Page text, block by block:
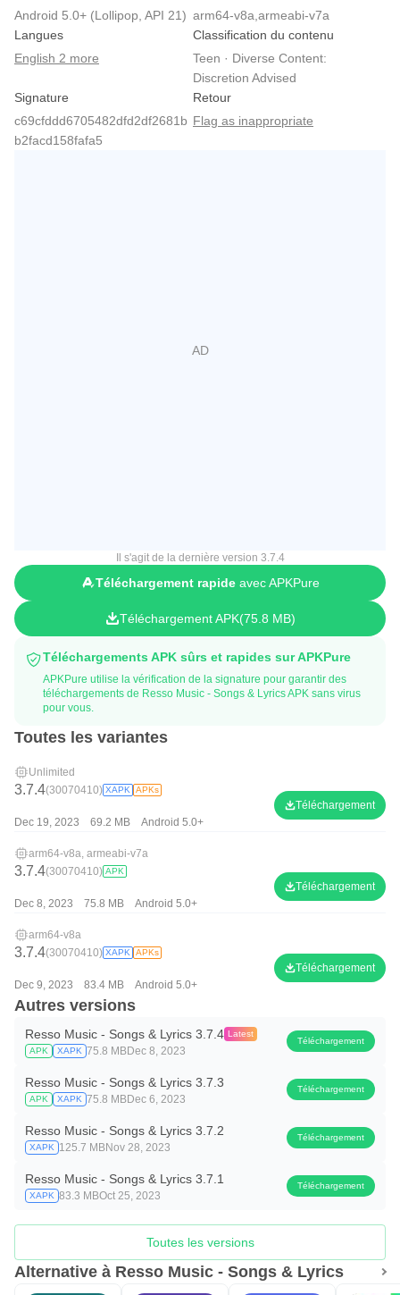
Android 5.0+ (Lollipop, API 21) arm64-v8a,armeabi-v7a
Langues
English 2 more
Classification du contenu
Teen · Diverse Content:
Discretion Advised
Signature
c69cfddd6705482dfd2df2681b
b2facd158fafa5
Retour
Flag as inappropriate
Il s'agit de la dernière version 3.7.4
Téléchargement rapideavec APKPure
Téléchargement APK 75.8 MB
Téléchargements APK sûrs et rapides sur APKPure
APKPure utilise la vérification de la signature pour garantir des
téléchargements de Resso Music - Songs & Lyrics APK sans virus
pour vous.
Toutes les variantes
Unlimited
3.7.4(30070410) XAPK APKs
Dec 19, 2023 69.2 MB Android 5.0+
Téléchargement
arm64-v8a, armeabi-v7a
3.7.4(30070410) APK
Dec 8, 2023 75.8 MB Android 5.0+
Téléchargement
arm64-v8a
3.7.4(30070410) XAPK APKs
Dec 9, 2023 83.4 MB Android 5.0+
Téléchargement
Autres versions
Resso Music - Songs & Lyrics 3.7.4 Latest
APK
XAPK 75.8 MBDec 8, 2023
Téléchargement
Resso Music - Songs & Lyrics 3.7.3
APK XAPK 75.8 MBDec 6, 2023
Téléchargement
Resso Music - Songs & Lyrics 3.7.2
XAPK 125.7 MBNov 28, 2023
Téléchargement
Resso Music - Songs & Lyrics 3.7.1
XAPK 83.3 MBOct 25, 2023
Téléchargement
Toutes les versions
Alternative à Resso Music - Songs & Lyrics